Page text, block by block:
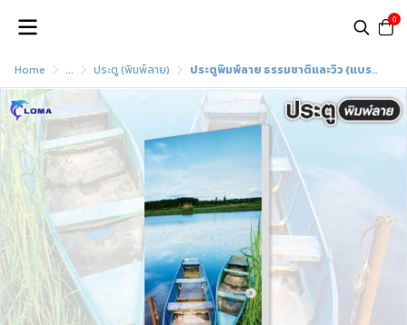
0
Home ... ประตู (พิมพ์ลาย) ประตูพิมพ์ลาย ธรรมชาติและวิว (แบรนด์ LOMA)